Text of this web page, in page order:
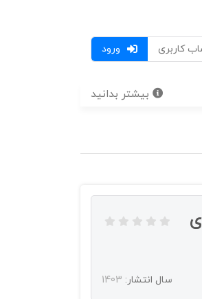
ورود
کاربری
بیشتر بدانید
سال انتشار: 1403